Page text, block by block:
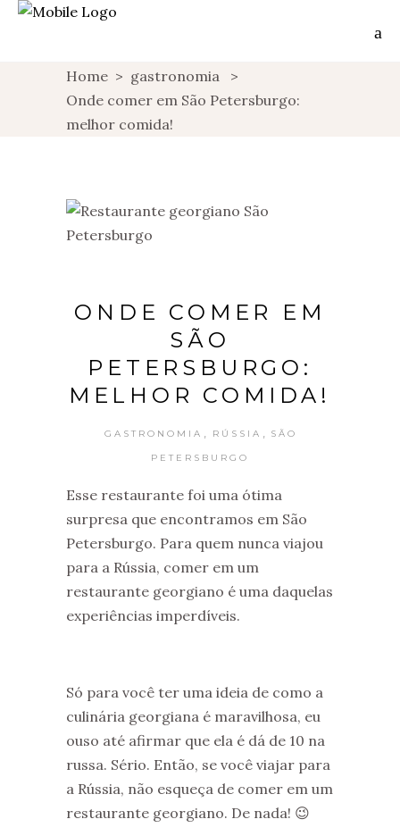
Home > gastronomia
>
Onde comer em São Petersburgo:
melhor comida!
ONDE COMER EM
SÃO
PETERSBURGO:
MELHOR COMIDA!
GASTRONOMIA RÚSSIA SÃO
PETERSBURGO
Esse restaurante foi uma ótima
surpresa que encontramos em São
Petersburgo. Para quem nunca viajou
para a Rússia, comer em um
restaurante georgiano é uma daquelas
experiências imperdíveis.
Só para você ter uma ideia de como a
culinária georgiana é maravilhosa, eu
ouso até afirmar que ela é dá de 10 na
russa. Sério. Então, se você viajar para
a Rússia, não esqueça de comer em um
restaurante georgiano. De nada! 😉